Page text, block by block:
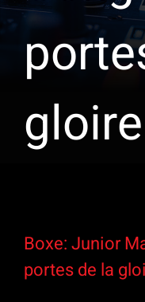
gloire
l'image
agrandie
Boxe: Junior
portes de la